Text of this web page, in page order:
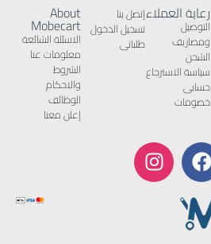
رعاية العملاء
التوصيل
ومصاريف
الشحن
سياسة الاسترجاع
حسابى
خصومات
إتصل بنا
تسجيل الدخول
طلباتى
About
Mobecart
الاسئلة الشائعة
معلومات عنا
الشروط
والاحكام
الوظائف
إعلن معنا